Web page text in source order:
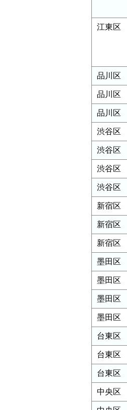
江東区
品川区
品川区
品川区
渋谷区
渋谷区
渋谷区
渋谷区
新宿区
新宿区
新宿区
墨田区
墨田区
墨田区
墨田区
台東区
台東区
台東区
中央区